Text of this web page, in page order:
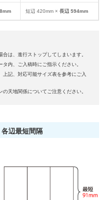
短辺 420mm × 長辺 594mm
は、進行ストップしてしまいます。
内、ご入稿時にご指示ください。
上記、対応可能サイズ表を参考にご入
天地関係についてご注意ください。
各辺最短間隔